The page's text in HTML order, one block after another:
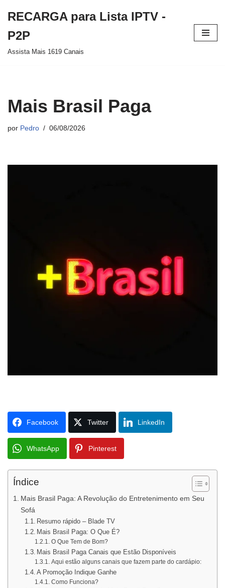
para
o
RECARGA para Lista IPTV -
P2P
Assista Mais 1619 Canais
Mais Brasil Paga
por Pedro 06/08/2026
Facebook Twitter LinkedIn
WhatsApp Pinterest
Índice
Mais Brasil Paga: A Revolução do Entretenimento em Seu
Sofá
Resumo rápido – Blade TV
Mais Brasil Paga: O Que É?
O Que Tem de Bom?
Mais Brasil Paga Canais que Estão Disponíveis
Aqui estão alguns canais que fazem parte do cardápio:
A Promoção Indique Ganhe
Como Funciona?